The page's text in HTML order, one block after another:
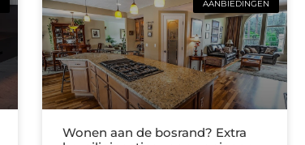
AANBIEDINGEN
Wonen aan de bosrand? Extra